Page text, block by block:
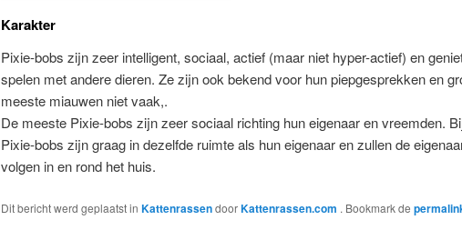
Karakter
Pixie-bobs zijn zeer intelligent, sociaal, actief (maar niet hyper-actief) en
spelen met andere dieren. Ze zijn ook bekend voor hun piepgesprekken en
meeste miauwen niet vaak,.
De meeste Pixie-bobs zijn zeer sociaal richting hun eigenaar en vreemden.
Pixie-bobs zijn graag in dezelfde ruimte als hun eigenaar en zullen de
volgen in en rond het huis.
Dit bericht werd geplaatst in KattenrassendoorKattenrassen.com . Bookmark de